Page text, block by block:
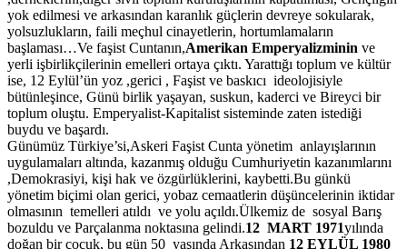
yok edilmesi ve arkasından karanlık güçlerin devreye sokularak,
yolsuzlukların, faili meçhul cinayetlerin, hortumlamaların
başlaması…Ve faşist Cuntanın,Amerikan Emperyalizminin ve
yerli işbirlikçilerinin emelleri ortaya çıktı. Yarattığı toplum ve kültür
ise, 12 Eylül’ün yoz ,gerici , Faşist ve baskıcı ideolojisiyle
bütünleşince, Günü birlik yaşayan, suskun, kaderci ve Bireyci bir
toplum oluştu. Emperyalist-Kapitalist sisteminde zaten istediği
buydu ve başardı.
Günümüz Türkiye’si,Askeri Faşist Cunta yönetim anlayışlarının
uygulamaları altında, kazanmış olduğu Cumhuriyetin kazanımlarını
,Demokrasiyi, kişi hak ve özgürlüklerini, kaybetti.Bu günkü
yönetim biçimi olan gerici, yobaz cemaatlerin düşüncelerinin iktidar
olmasının temelleri atıldı ve yolu açıldı.Ülkemiz de sosyal Barış
bozuldu ve Parçalanma noktasına gelindi.12 MART 1971yılında
doğan bir çocuk, bu gün 50 yaşında Arkasından 12 EYLÜL 1980